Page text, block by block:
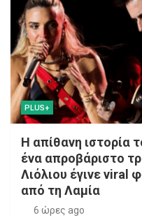
PLUS+
Η απίθανη ιστορία
ένα απροβάριστο
Λιόλιου έγινε viral
από τη Λαμία
6 ώρες ago